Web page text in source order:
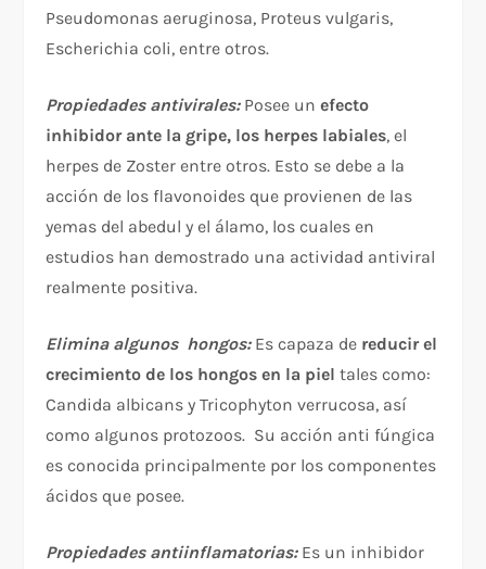
Pseudomonas aeruginosa, Proteus vulgaris,
Escherichia coli, entre otros.
Propiedades antivirales:Posee unefecto
inhibidor ante la gripe, los herpes labiales, el
herpes de Zoster entre otros. Esto se debe a la
acción de los flavonoides que provienen de las
yemas del abedul y el álamo, los cuales en
estudios han demostrado una actividad antiviral
realmente positiva.
Elimina algunos hongos:Es capaza de reducir el
crecimiento de los hongos en la piel tales como:
Candida albicans y Tricophyton verrucosa, así
como algunos protozoos. Su acción anti fúngica
es conocida principalmente por los componentes
ácidos que posee.
Propiedades antiinflamatorias:Es un inhibidor